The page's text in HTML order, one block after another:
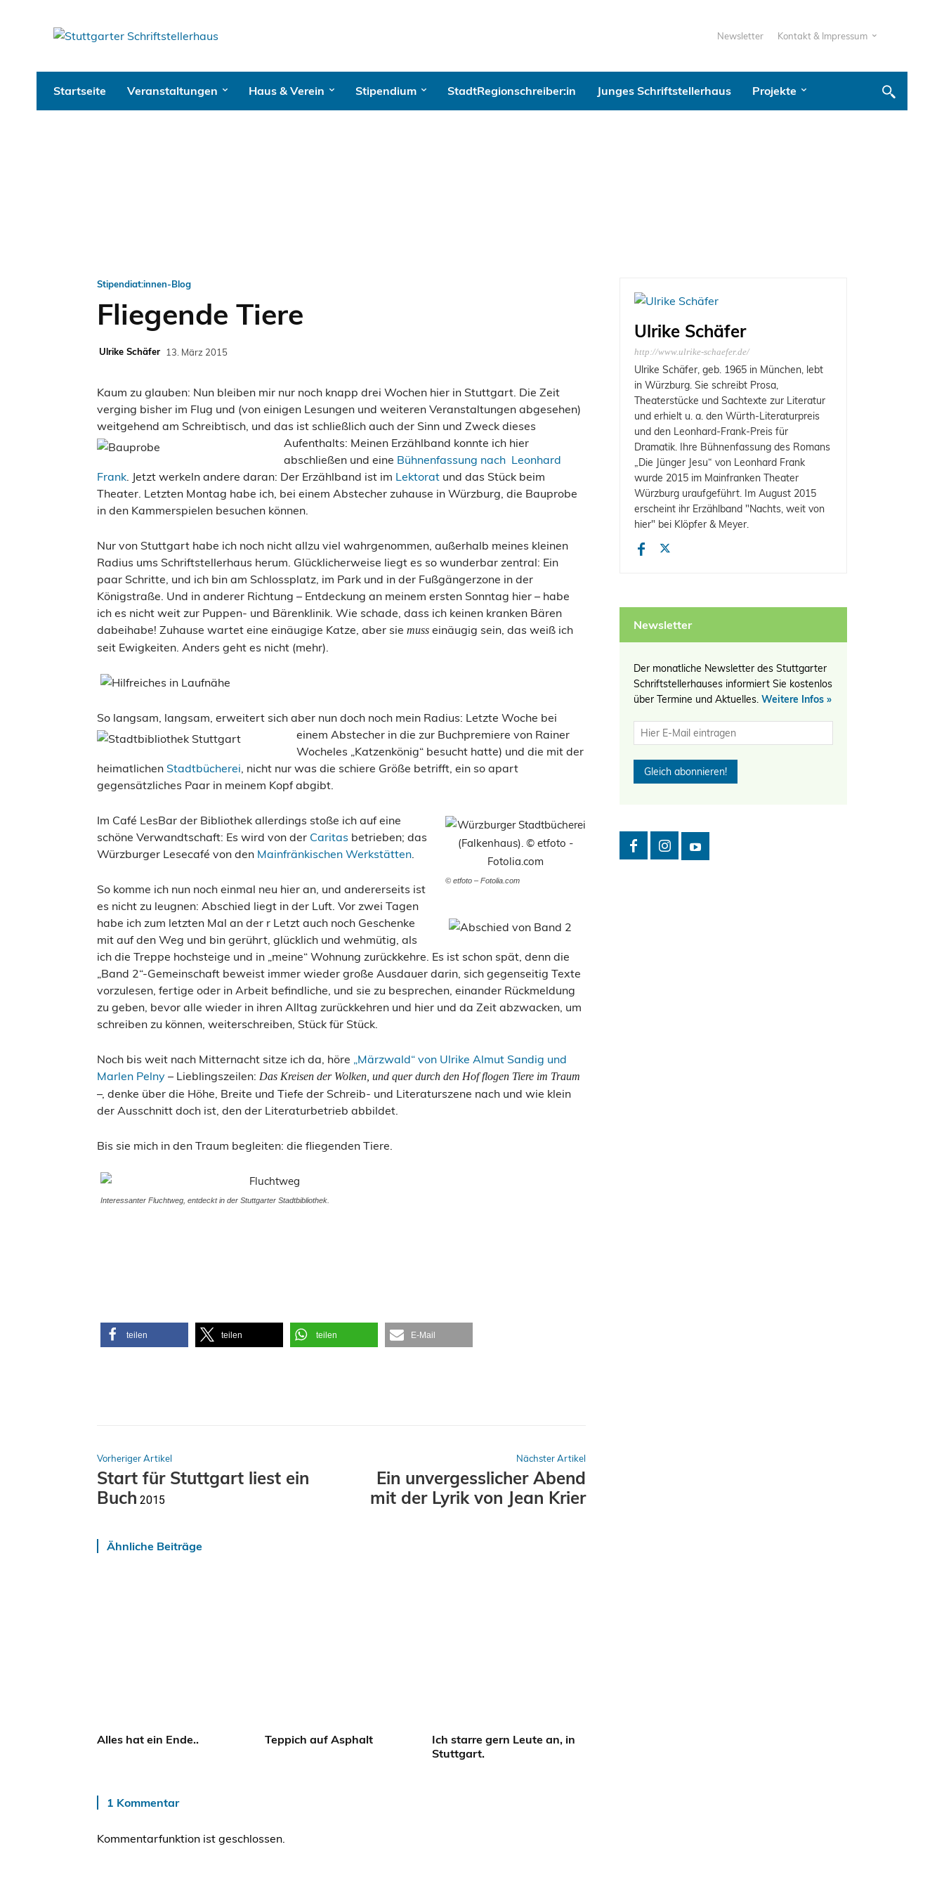
Newsletter Kontakt & Impressum
Startseite Veranstaltungen Haus & Verein Stipendium StadtRegionschreiber:in Junges Schriftstellerhaus Projekte
Stipendiat:innen-Blog
Fliegende Tiere
Ulrike Schäfer 13. März 2015
Kaum zu glauben: Nun bleiben mir nur noch knapp drei Wochen hier in Stuttgart. Die Zeit
verging bisher im Flug und (von einigen Lesungen und weiteren Veranstaltungen abgesehen)
weitgehend am Schreibtisch, und das ist schließlich auch der Sinn und Zweck dieses
Aufenthalts: Meinen Erzählband konnte ich hier
abschließen und eine Bühnenfassung nach Leonhard
Frank . Jetzt werkeln andere daran: Der Erzählband ist im Lektorat und das Stück beim
Theater. Letzten Montag habe ich, bei einem Abstecher zuhause in Würzburg, die Bauprobe
in den Kammerspielen besuchen können.
Nur von Stuttgart habe ich noch nicht allzu viel wahrgenommen, außerhalb meines kleinen
Radius ums Schriftstellerhaus herum. Glücklicherweise liegt es so wunderbar zentral: Ein
paar Schritte, und ich bin am Schlossplatz, im Park und in der Fußgängerzone in der
Königstraße. Und in anderer Richtung – Entdeckung an meinem ersten Sonntag hier – habe
ich es nicht weit zur Puppen- und Bärenklinik. Wie schade, dass ich keinen kranken Bären
dabeihabe! Zuhause wartet eine einäugige Katze, aber sie muss einäugig sein, das weiß ich
seit Ewigkeiten. Anders geht es nicht (mehr).
So langsam, langsam, erweitert sich aber nun doch noch mein Radius: Letzte Woche bei
einem Abstecher in die zur Buchpremiere von Rainer
Wocheles „Katzenkönig“ besucht hatte) und die mit der
heimatlichen Stadtbücherei , nicht nur was die schiere Größe betrifft, ein so apart
gegensätzliches Paar in meinem Kopf abgibt.
© etfoto – Fotolia.com
Im Café LesBar der Bibliothek allerdings stoße ich auf eine
schöne Verwandtschaft: Es wird von der Caritas betrieben; das
Würzburger Lesecafé von den Mainfränkischen Werkstätten
So komme ich nun noch einmal neu hier an, und andererseits ist
es nicht zu leugnen: Abschied liegt in der Luft. Vor zwei Tagen
habe ich zum letzten Mal an der r Letzt auch noch Geschenke
mit auf den Weg und bin gerührt, glücklich und wehmütig, als
ich die Treppe hochsteige und in „meine“ Wohnung zurückkehre. Es ist schon spät, denn die
„Band 2“-Gemeinschaft beweist immer wieder große Ausdauer darin, sich gegenseitig Texte
vorzulesen, fertige oder in Arbeit befindliche, und sie zu besprechen, einander Rückmeldung
zu geben, bevor alle wieder in ihren Alltag zurückkehren und hier und da Zeit abzwacken, um
schreiben zu können, weiterschreiben, Stück für Stück.
Noch bis weit nach Mitternacht sitze ich da, höre „Märzwald“ von Ulrike Almut Sandig und
Marlen Pelny – Lieblingszeilen: Das Kreisen der Wolken, und quer durch den Hof flogen Tiere im Traum
–, denke über die Höhe, Breite und Tiefe der Schreib- und Literaturszene nach und wie klein
der Ausschnitt doch ist, den der Literaturbetrieb abbildet.
Bis sie mich in den Traum begleiten: die fliegenden Tiere.
Interessanter Fluchtweg, entdeckt in der Stuttgarter Stadtbibliothek.
teilen teilen teilen E-Mail
Vorheriger Artikel
Start für Stuttgart liest ein
Buch 2015
Nächster Artikel
Ein unvergesslicher Abend
mit der Lyrik von Jean Krier
Ähnliche Beiträge
Alles hat ein Ende.. Teppich auf Asphalt
Ich starre gern Leute an, in
Stuttgart.
1 Kommentar
Kommentarfunktion ist geschlossen.
Ulrike Schäfer
http://www.ulrike-schaefer.de/
Ulrike Schäfer, geb. 1965 in München, lebt
in Würzburg. Sie schreibt Prosa,
Theaterstücke und Sachtexte zur Literatur
und erhielt u. a. den Würth-Literaturpreis
und den Leonhard-Frank-Preis für
Dramatik. Ihre Bühnenfassung des Romans
„Die Jünger Jesu“ von Leonhard Frank
wurde 2015 im Mainfranken Theater
Würzburg uraufgeführt. Im August 2015
erscheint ihr Erzählband "Nachts, weit von
hier" bei Klöpfer & Meyer.
Newsletter
Der monatliche Newsletter des Stuttgarter
Schriftstellerhauses informiert Sie kostenlos
über Termine und Aktuelles. Weitere Infos »